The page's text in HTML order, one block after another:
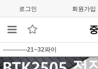
로그인 회원가입
------------21~32파이